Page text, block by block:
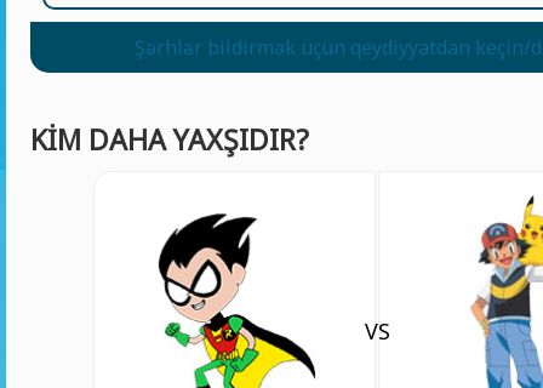
Şərhlər bildirmək üçün qeydiyyatdan keçin/
KIM DAHA YAXŞIDIR?
VS